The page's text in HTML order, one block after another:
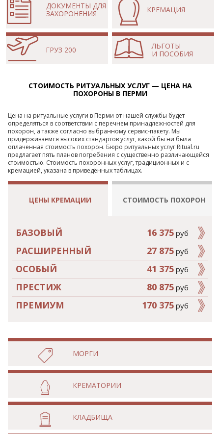
ДОКУМЕНТЫ ДЛЯ
ЗАХОРОНЕНИЯ
КРЕМАЦИЯ
ГРУЗ 200
ЛЬГОТЫ
И ПОСОБИЯ
СТОИМОСТЬ РИТУАЛЬНЫХ УСЛУГ — ЦЕНА НА
ПОХОРОНЫ В ПЕРМИ
Цена на ритуальные услуги в Перми от нашей службы будет
определяться в соответствии с перечнем принадлежностей для
похорон, а также согласно выбранному сервис-пакету. Мы
придерживаемся высоких стандартов услуг, какой бы ни была
оплаченная стоимость похорон. Бюро ритуальных услуг Ritual.ru
предлагает пять планов погребения с существенно различающейся
стоимостью. Стоимость похоронных услуг, традиционных и с
кремацией, указана в приведённых таблицах.
ЦЕНЫ КРЕМАЦИИ СТОИМОСТЬ ПОХОРОН
БАЗОВЫЙ 16 375 руб
РАСШИРЕННЫЙ 27 875 руб
ОСОБЫЙ 41 375 руб
ПРЕСТИЖ 80 875 руб
ПРЕМИУМ 170 375 руб
МОРГИ
КРЕМАТОРИИ
КЛАДБИЩА